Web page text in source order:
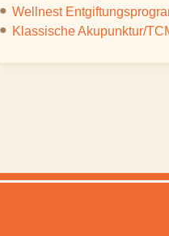
Wellnest
Klassische Akupunktur/